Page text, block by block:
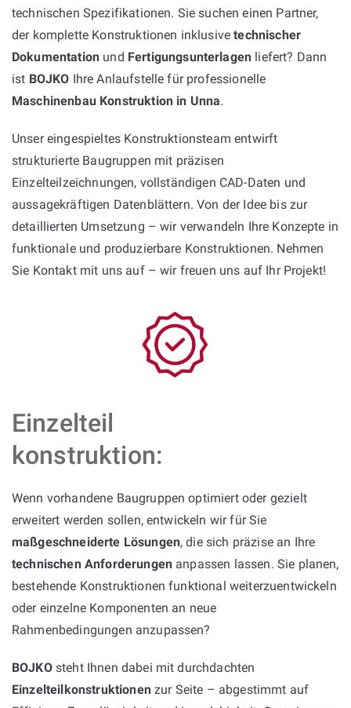
technischen Spezifikationen. Sie suchen einen Partner,
der komplette Konstruktionen inklusivetechnischer
Dokumentation und Fertigungsunterlagen liefert? Dann
ist BOJKO Ihre Anlaufstelle für professionelle
Maschinenbau Konstruktion in Unna.
Unser eingespieltes Konstruktionsteam entwirft
strukturierte Baugruppen mit präzisen
Einzelteilzeichnungen, vollständigen CAD-Daten und
aussagekräftigen Datenblättern. Von der Idee bis zur
detaillierten Umsetzung – wir verwandeln Ihre Konzepte in
funktionale und produzierbare Konstruktionen. Nehmen
Sie Kontakt mit uns auf – wir freuen uns auf Ihr Projekt!
Einzelteil
konstruktion:
Wenn vorhandene Baugruppen optimiert oder gezielt
erweitert werden sollen, entwickeln wir für Sie
maßgeschneiderte Lösungen, die sich präzise an Ihre
technischen Anforderungen anpassen lassen. Sie planen,
bestehende Konstruktionen funktional weiterzuentwickeln
oder einzelne Komponenten an neue
Rahmenbedingungen anzupassen?
BOJKOsteht Ihnen dabei mit durchdachten
Einzelteilkonstruktionenzur Seite – abgestimmt auf